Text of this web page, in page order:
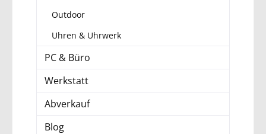
Outdoor
Uhren & Uhrwerk
PC & Büro
Werkstatt
Abverkauf
Blog